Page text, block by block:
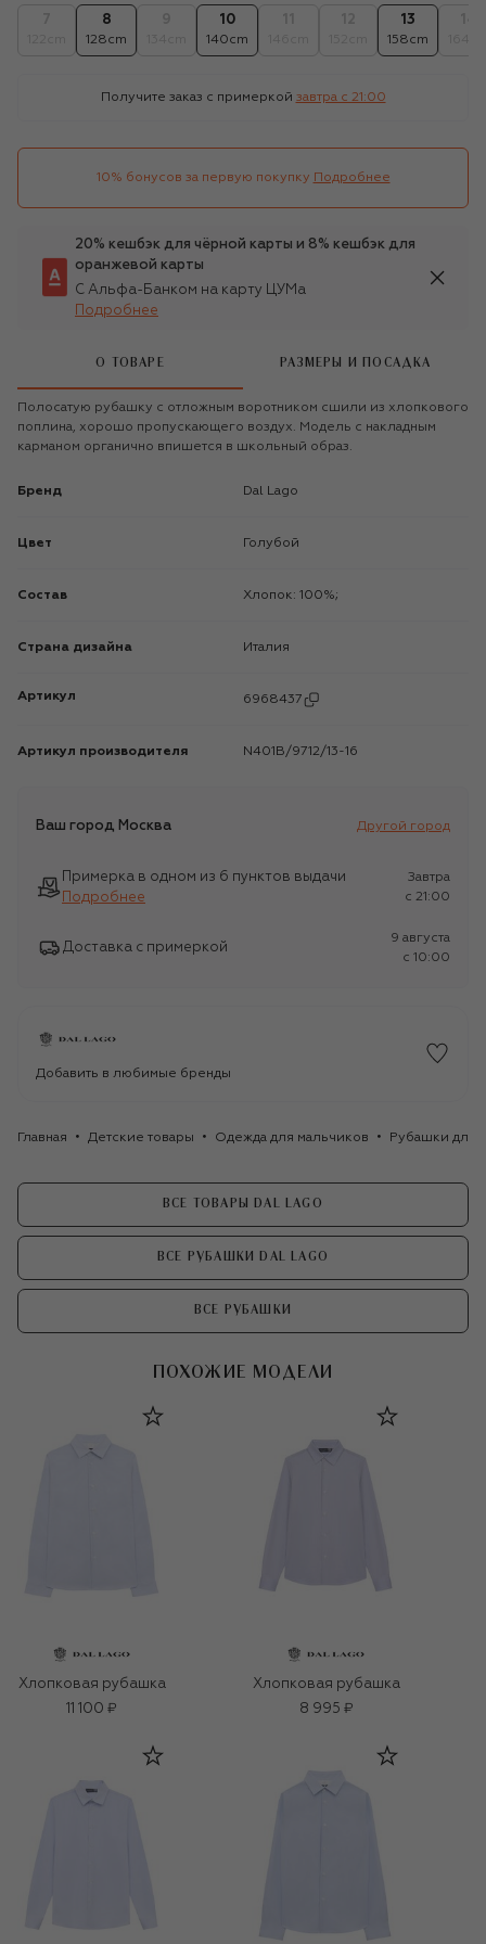
8
128cm
10
140cm
13
158cm
Получите заказ с примеркой завтра c 21:00
10% бонусов за первую покупку Подробнее
20% кешбэк для чёрной карты и 8% кешбэк для
оранжевой карты
С Альфа-Банком на карту ЦУМа
Подробнее
О ТОВАРЕ РАЗМЕРЫ И ПОСАДКА
Полосатую рубашку с отложным воротником сшили из хлопкового
поплина, хорошо пропускающего воздух. Модель с накладным
карманом органично впишется в школьный образ.
Бренд Dal Lago
Цвет Голубой
Состав Хлопок: 100%;
Страна дизайна Италия
Артикул 6968437
Артикул производителя N401B/9712/13-16
Ваш город Москва Другой город
Примерка в одном из 6 пунктов выдачи
Подробнее
Завтра
c 21:00
Доставка с примеркой
9 августа
c 10:00
Добавить в любимые бренды
Главная Детские товары Одежда для мальчиков Рубашки для
ВСЕ ТОВАРЫ DAL LAGO
ВСЕ РУБАШКИ DAL LAGO
ВСЕ РУБАШКИ
ПОХОЖИЕ МОДЕЛИ
Хлопковая рубашка
11 100 ₽
Хлопковая рубашка
8 995 ₽